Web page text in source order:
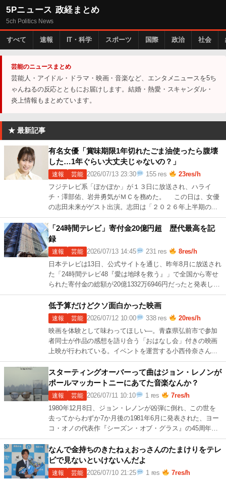
5Pニュース 政経まとめ
5ch Politics News
すべて 速報 IT・科学 スポーツ 国際 政治 社会
芸能のニュースまとめ
芸能人・アイドル・ドラマ・映画・音楽など、エンタメニュースを5ち
ゃんねるの反応とともにお届けします。結婚・熱愛・スキャンダル・
炎上情報もまとめています。
★ 最新記事
有名女優「賞味期限1年切れたごま油使ったら腹壊
した…1年ぐらい大丈夫じゃないの？」
速報 芸能 2026/07/13 23:30 155 res
23res/h
フジテレビ系「ぽかぽか」が１３日に放送され、ハライ
チ・澤部佑、岩井勇気がＭＣを務めた。 この日は、女優
の志田未来がゲスト出演。志田は「２０２６年上半期の個
人的重大ニュース」で、賞味期限が１年切 続きを読む →
23 […]
「24時間テレビ」寄付金20億円超 歴代最高を記
録
速報 芸能 2026/07/13 14:45 231 res
8res/h
日本テレビは13日、公式サイトを通じ、昨年8月に放送され
た「24時間テレビ48『愛は地球を救う』」で全国から寄せ
られた寄付金の総額が20億1332万6946円だったと発表し
た。昨年6月1日から5月 続きを読む →
7 […]
低予算だけどクソ面白かった映画
速報 芸能 2026/07/12 10:00 338 res
20res/h
映画を体験として味わってほしい―。青森県弘前市で参加
者同士が作品の感想を語り合う「おはなし会」付きの映画
上映が行われている。イベントを運営する小西伶奈さん
（25）は、サブスクリプション（定額利用） 続きを読む
→
1 […]
スターティングオーバーって曲はジョン・レノンが
ポールマッカートニーにあてた音楽なんか？
速報 芸能 2026/07/11 10:10 1 res
7res/h
1980年12月8日、ジョン・レノンが凶弾に倒れ、この世を
去ってからわずか7か月後の1981年6月に発表された、ヨー
コ・オノの代表作『シーズン・オブ・グラス』の45周年記
念盤が、2026年7月17 続きを読む →
6 […]
なんで金持ちのきたねぇおっさんのたまけりをテレ
ビで見ないといけないんだよ
速報 芸能 2026/07/10 21:25 1 res
7res/h